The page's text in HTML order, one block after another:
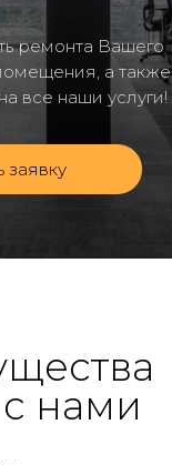
ремонта Вашего
а также
все наши услуги!
заявку
нами